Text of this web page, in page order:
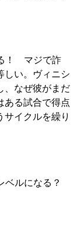
！ マジで詐
しい。ヴィニシ
、なぜ彼がまだ
ある試合で得点
サイクルを繰り
ベルになる？